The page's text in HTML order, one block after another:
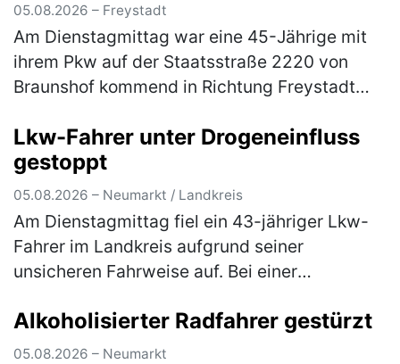
05.08.2026 – Freystadt
Am Dienstagmittag war eine 45-Jährige mit
ihrem Pkw auf der Staatsstraße 2220 von
Braunshof kommend in Richtung Freystadt
Staatsstraße 2238 die Vorfahrt eine…(mehr)
Lkw-Fahrer unter Drogeneinfluss
gestoppt
05.08.2026 – Neumarkt / Landkreis
Am Dienstagmittag fiel ein 43-jähriger Lkw-
Fahrer im Landkreis aufgrund seiner
unsicheren Fahrweise auf. Bei einer
festgestellt, dass der Herr unter dem Einflus…
(mehr)
Alkoholisierter Radfahrer gestürzt
05.08.2026 – Neumarkt